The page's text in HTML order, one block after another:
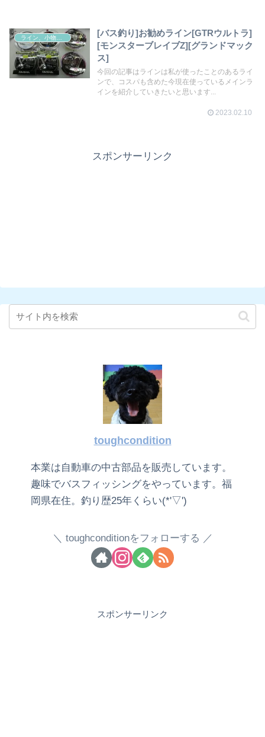
ライン、小物その他
[バス釣り]お勧めライン[GTRウルトラ]
[モンスターブレイブZ][グランドマック
ス]
今回の記事はラインは私が使ったことのあるライ
ンで、コスパも含めた今現在使っているメインラ
インを紹介していきたいと思います...
2023.02.10
スポンサーリンク
toughcondition
本業は自動車の中古部品を販売しています。
趣味でバスフィッシングをやっています。福
岡県在住。釣り歴25年くらい(*'▽')
toughconditionをフォローする
スポンサーリンク